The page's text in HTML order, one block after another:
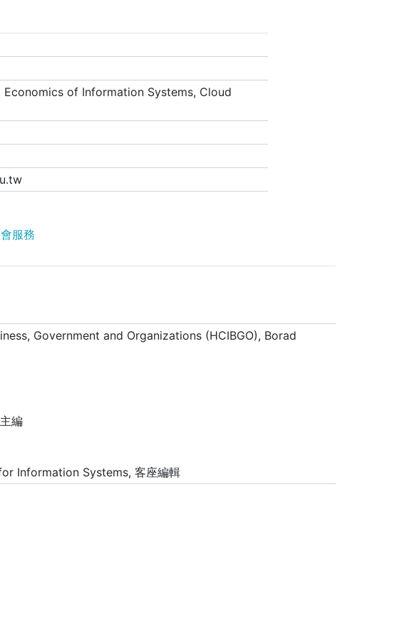
of Information Systems, Cloud
服務
Government and Organizations (HCIBGO), Borad
編
Information Systems, 客座編輯